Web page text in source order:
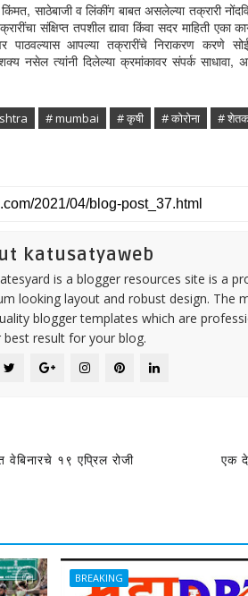
साठेबाजी व लिंकींग बाबत असलेल्या तक्रारी
संक्षिप्त तपशील द्यावा किंवा सदर माहिती एका
पाठवल्यास आपल्या तक्रारींचे निराकरण करणे
नसेल त्यांनी दिलेल्या क्रमांकावर संपर्क साधावा,
# mumbai # कृषी # कोरोना #
katusatyaweb
is a blogger resources site is a
looking layout and robust design. The
blogger templates which are
best result for your blog.
१९ एप्रिल रोजी
एक
BREAKING